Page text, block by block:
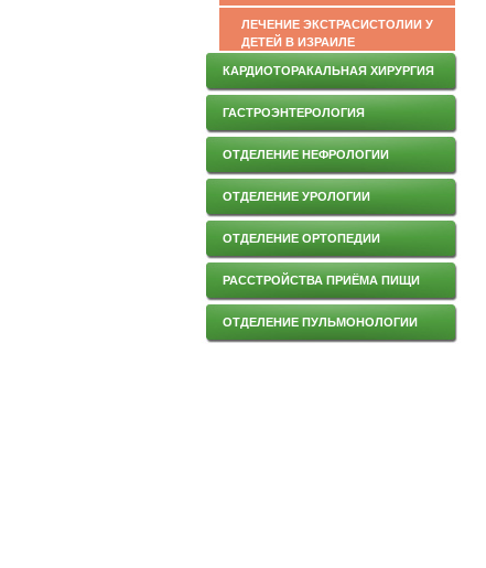
ЛЕЧЕНИЕ ЭКСТРАСИСТОЛИИ У
ДЕТЕЙ В ИЗРАИЛЕ
КАРДИОТОРАКАЛЬНАЯ ХИРУРГИЯ
ГАСТРОЭНТЕРОЛОГИЯ
ОТДЕЛЕНИЕ НЕФРОЛОГИИ
ОТДЕЛЕНИЕ УРОЛОГИИ
ОТДЕЛЕНИЕ ОРТОПЕДИИ
РАССТРОЙСТВА ПРИЁМА ПИЩИ
ОТДЕЛЕНИЕ ПУЛЬМОНОЛОГИИ